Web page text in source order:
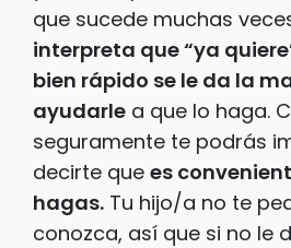
que sucede muchas
interpreta que “ya
bien rápido se le da la
ayudarle a que lo haga.
seguramente te podrás
decirte que es
hagas. Tu hijo/a no te
conozca, así que si no le